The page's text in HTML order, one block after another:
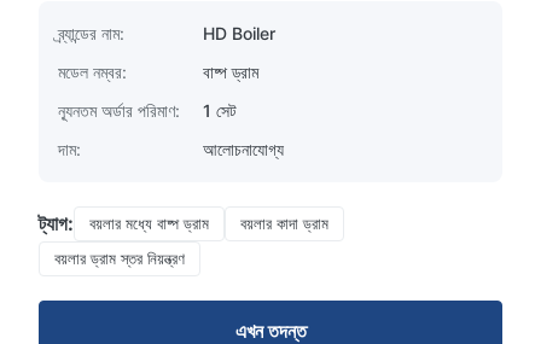
ব্র্যান্ডের নাম:
HD Boiler
মডেল নম্বর:
বাষ্প ড্রাম
ন্যূনতম অর্ডার পরিমাণ:
1 সেট
দাম:
আলোচনাযোগ্য
ট্যাগ: বয়লার মধ্যে বাষ্প ড্রাম
বয়লার কাদা ড্রাম
বয়লার ড্রাম স্তর নিয়ন্ত্রণ
এখন তদন্ত